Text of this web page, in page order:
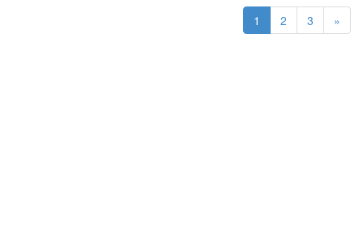
1 2 3 »